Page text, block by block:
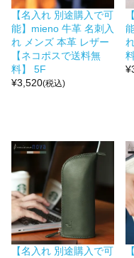
【名入れ 別途購入で可
能】mieno 牛革 名刺入
れ メンズ 本革 レザー
【ネコポスで送料無
料】 5F
¥3,520(税込)
¥
【名入れ 別途購入で可